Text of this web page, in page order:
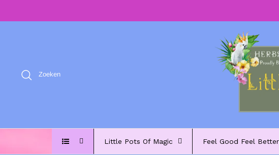
Zoeken
Little Pots Of Magic Feel Good Feel Better